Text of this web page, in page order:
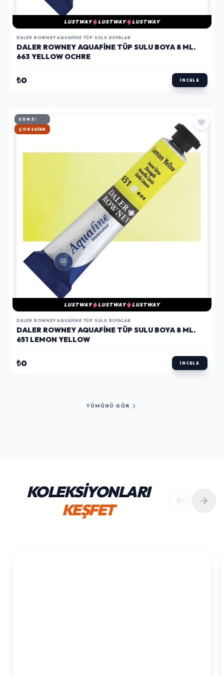
LUSTWAY LUSTWAY LUSTWAY
DALER ROWNEY AQUAFINE TÜP SULU BOYALAR
DALER ROWNEY AQUAFINE TÜP SULU BOYA 8 ML.
663 YELLOW OCHRE
₺0 İNCELE
SON 3!
HIZLI KARGO
LUSTWAY LUSTWAY LUSTWAY
DALER ROWNEY AQUAFINE TÜP SULU BOYALAR
DALER ROWNEY AQUAFINE TÜP SULU BOYA 8 ML.
651 LEMON YELLOW
₺0 İNCELE
TÜMÜNÜ GÖR
KOLEKSİYONLARI
KEŞFET